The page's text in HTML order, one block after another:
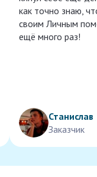
как точно знаю,
своим Личным
ещё много раз!
Станислав
Заказчик